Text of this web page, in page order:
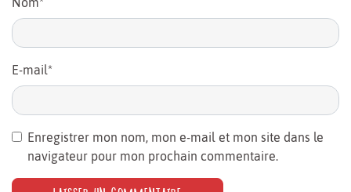
E-mail*
Enregistrer mon nom, mon e-mail et mon site dans le
navigateur pour mon prochain commentaire.